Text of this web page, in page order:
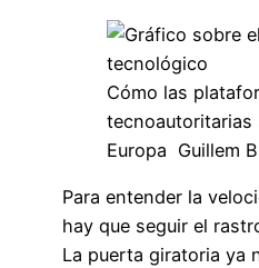
Cómo las
tecnoautoritarias
Europa Guillem
Para entender la
hay que seguir el
La puerta giratoria ya